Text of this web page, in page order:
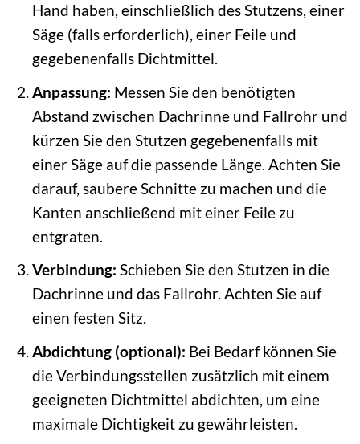
Hand haben, einschließlich des Stutzens, einer
Säge (falls erforderlich), einer Feile und
gegebenenfalls Dichtmittel.
Anpassung: Messen Sie den benötigten
Abstand zwischen Dachrinne und Fallrohr und
kürzen Sie den Stutzen gegebenenfalls mit
einer Säge auf die passende Länge. Achten Sie
darauf, saubere Schnitte zu machen und die
Kanten anschließend mit einer Feile zu
entgraten.
Verbindung: Schieben Sie den Stutzen in die
Dachrinne und das Fallrohr. Achten Sie auf
einen festen Sitz.
Abdichtung (optional): Bei Bedarf können Sie
die Verbindungsstellen zusätzlich mit einem
geeigneten Dichtmittel abdichten, um eine
maximale Dichtigkeit zu gewährleisten.